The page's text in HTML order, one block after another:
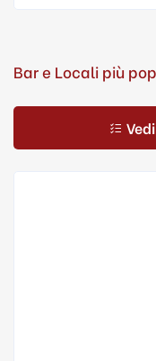
Bar e Locali più